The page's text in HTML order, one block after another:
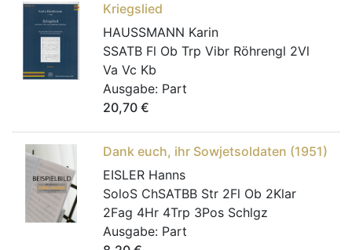
Kriegslied
HAUSSMANN Karin
SSATB Fl Ob Trp Vibr Röhrengl 2Vl
Va Vc Kb
Ausgabe: Part
20,70 €
Dank euch, ihr Sowjetsoldaten (1951)
EISLER Hanns
SoloS ChSATBB Str 2Fl Ob 2Klar
2Fag 4Hr 4Trp 3Pos Schlgz
Ausgabe: Part